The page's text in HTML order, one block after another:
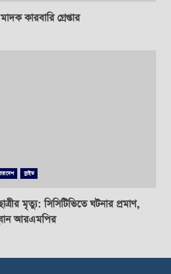
কারবারি গ্রেপ্তার
স্লাইড
মৃত্যু: সিসিটিভিতে ঘটনার প্রমাণ,
আরএমপির